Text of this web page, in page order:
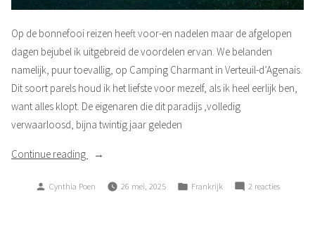
Op de bonnefooi reizen heeft voor-en nadelen maar de afgelopen
dagen bejubel ik uitgebreid de voordelen ervan. We belanden
namelijk, puur toevallig, op Camping Charmant in Verteuil-d’Agenais.
Dit soort parels houd ik het liefste voor mezelf, als ik heel eerlijk ben,
want alles klopt. De eigenaren die dit paradijs ,volledig
verwaarloosd, bijna twintig jaar geleden
Continue reading
“Charmant
Posted
Cynthia Poen 26 mei, 2025
Posted
Frankrijk 2 reactiesop